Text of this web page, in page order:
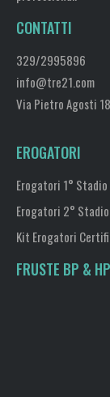
CONTATTI
329/2995896
info@tre21.com
Via Pietro Agosti
EROGATORI
Erogatori 1° Stadio
Erogatori 2° Stadio
Kit Erogatori
FRUSTE BP & HP